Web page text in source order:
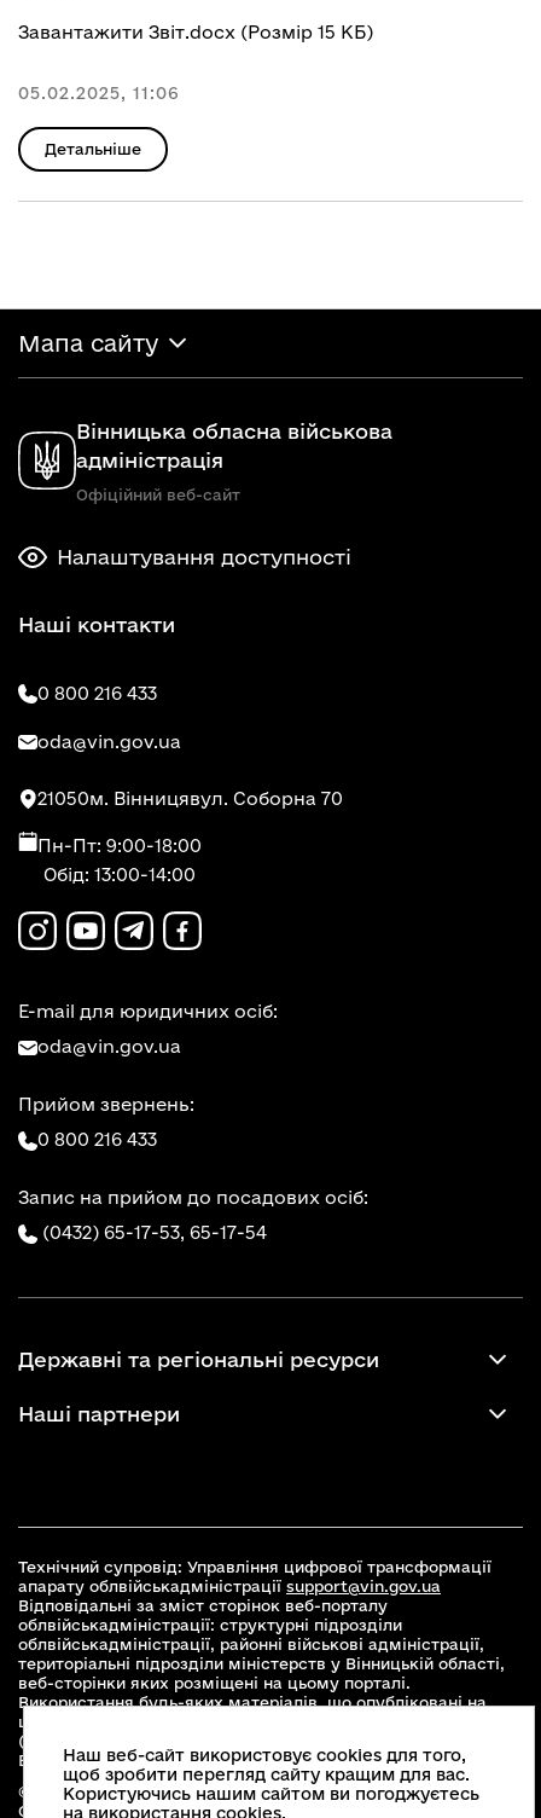
Завантажити Звіт.docx (Розмір 15 КБ)
05.02.2025, 11:06
Детальніше
Мапа сайту
Вінницька обласна військова
адміністрація
Офіційний веб-сайт
Налаштування доступності
Наші контакти
0 800 216 433
oda@vin.gov.ua
21050м. Вінницявул. Соборна 70
Пн-Пт: 9:00-18:00
Обід: 13:00-14:00
E-mail для юридичних осіб:
oda@vin.gov.ua
Прийом звернень:
0 800 216 433
Запис на прийом до посадових осіб:
(0432) 65-17-53, 65-17-54
Державні та регіональні ресурси
Наші партнери
Технічний супровід: Управління цифрової трансформації
апарату облвійськадміністрації support@vin.gov.ua
Відповідальні за зміст сторінок веб-порталу
облвійськадміністрації: структурні підрозділи
облвійськадміністрації, районні військові адміністрації,
територіальні підрозділи міністерств у Вінницькій області,
веб-сторінки яких розміщені на цьому порталі.
Використання будь-яких матеріалів, що опубліковані на
цьому сайті, дозволяється при умові зазначення посилання
(для інтернет-видань - гіперпосилання) на офіційний сайт
Вінницької облвійськадміністраціїwww.vin.gov.ua.
© 2026 Весь контент доступний за ліцензією Creative
Commons Attribution 4.0 International license, якщо не
Наш веб-сайт використовує cookies для того,
щоб зробити перегляд сайту кращим для вас.
Користуючись нашим сайтом ви погоджуєтесь
на використання cookies.